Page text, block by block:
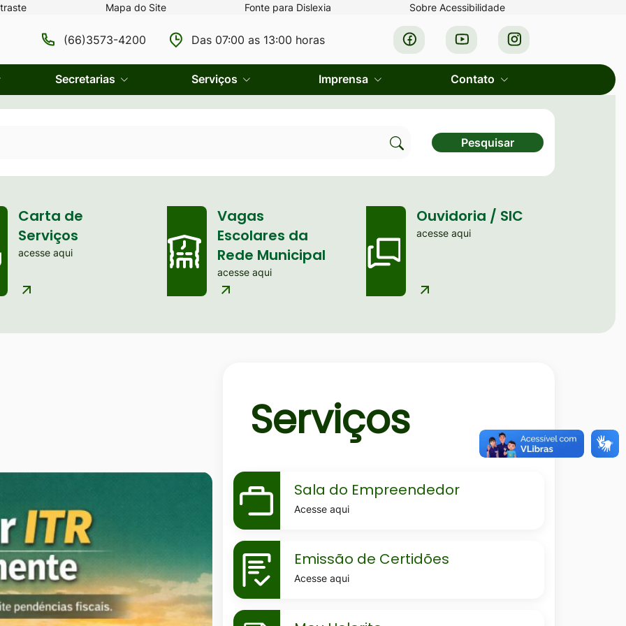
Mapa do Site Fonte para Dislexia Sobre Acessibilidade
(66)3573-4200 Das 07:00 as 13:00 horas
Acessar
a
Social
Acessar
a
Rede
Social
Acessar
a
Rede
Social
Instagram
Secretarias Serviços Imprensa Contato
pesquisar
site
Pesquisar
Carta de
Serviços
acesse aqui
Vagas
Escolares da
Rede Municipal
acesse aqui
Ouvidoria / SIC
acesse aqui
Serviços
MaskSala-
do-
empreendedor
Sala do Empreendedor
Acesse aqui
MaskEmissao-
de-
certidoes
Emissão de Certidões
Acesse aqui
MaskMeu-